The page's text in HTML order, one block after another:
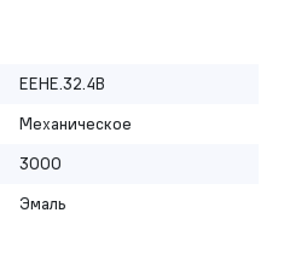
EEHE.32.4B
Механическое
3000
Эмаль